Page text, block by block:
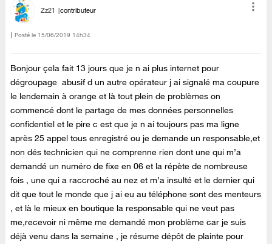
Zz21 contributeur
Posté le ‎15/06/2019 14h34
Bonjour çela fait 13 jours que je n ai plus internet pour
dégroupage abusif d un autre opérateur j ai signalé ma coupure
le lendemain à orange et là tout plein de problèmes on
commencé dont le partage de mes données personnelles
confidentiel et le pire c est que je n ai toujours pas ma ligne
après 25 appel tous enregistré ou je demande un responsable,et
non dés technicien qui ne comprenne rien dont une qui m’a
demandé un numéro de fixe en 06 et la répète de nombreuse
fois , une qui a raccroché au nez et m’a insulté et le dernier qui
dit que tout le monde que j ai eu au téléphone sont des menteurs
, et là le mieux en boutique la responsable qui ne veut pas
me,recevoir ni même me demandé mon problème car je suis
déjà venu dans la semaine , je résume dépôt de plainte pour